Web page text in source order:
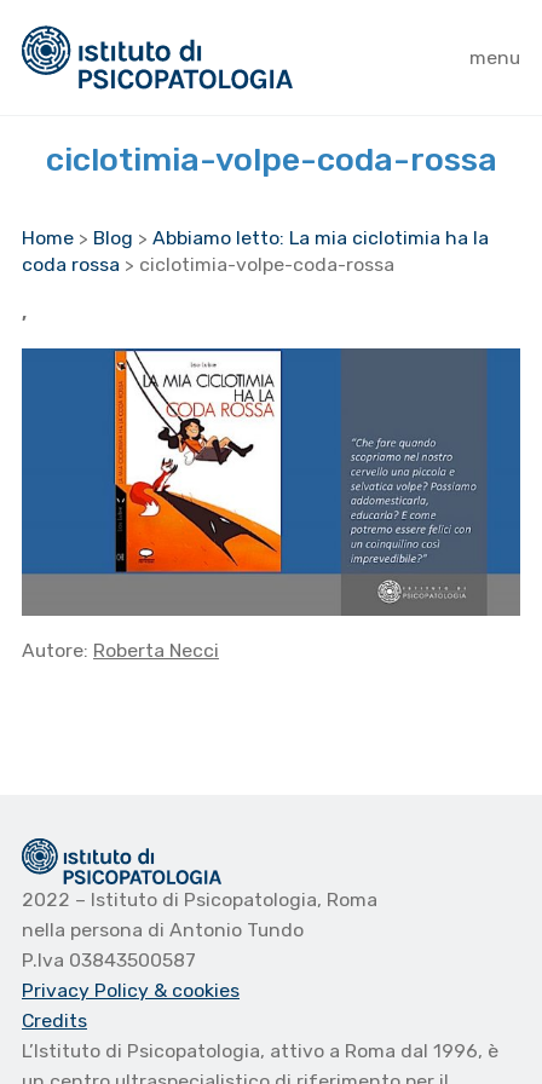
menu
ciclotimia-volpe-coda-rossa
Home > Blog > Abbiamo letto: La mia ciclotimia ha la
coda rossa > ciclotimia-volpe-coda-rossa
,
Autore: Roberta Necci
2022 – Istituto di Psicopatologia, Roma
nella persona di Antonio Tundo
P.Iva 03843500587
Privacy Policy & cookies
Credits
L’Istituto di Psicopatologia, attivo a Roma dal 1996, è